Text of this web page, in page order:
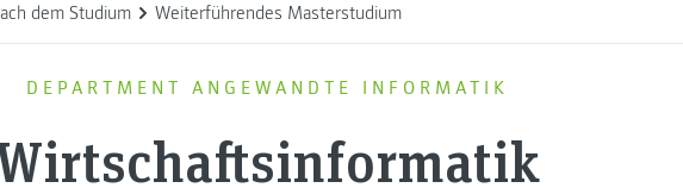
dem Studium Weiterführendes Masterstudium
DEPARTMENT ANGEWANDTE INFORMATIK